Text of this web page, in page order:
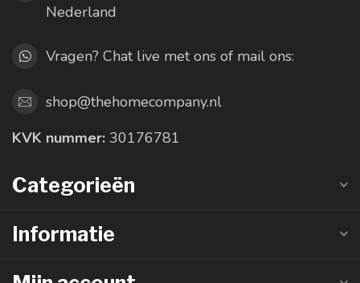
Nederland
Vragen? Chat live met ons of mail ons:
shop@thehomecompany.nl
KVK nummer: 30176781
Categorieën
Informatie